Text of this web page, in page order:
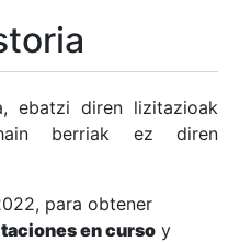
ebatzi diren lizitazioak
berriak ez diren
para obtener
en curso y